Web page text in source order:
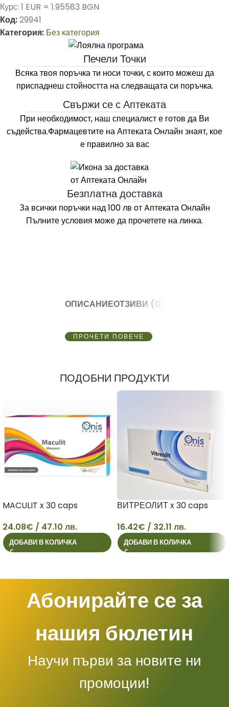
Курс: 1 EUR = 1.95583 BGN
Код:29941
Категория: Без категория
Печели Точки
Всяка твоя поръчка ти носи точки, с които можеш да
приспаднеш стойността на следващата си поръчка.
Свържи се с Аптеката
При необходимост, наш специалист е готов да Ви
съдейства.Фармацевтите наАптеката Онлайн знаят, кое
е правилно за вас
Безплатна доставка
За всички поръчки над 100 лв от Aптеката Онлайн
Пълните условия може да прочетете на линка.
ОПИСАНИЕОТЗИВИ (0)
ПРОЧЕТИ ПОВЕЧЕ
ПОДОБНИ ПРОДУКТИ
24
MACULIT x 30 caps
24.08€ / 47.10 лв.
ДОБАВИ В КОЛИЧКА 16
ВИТРЕОЛИТ x 30 caps
16.42€ / 32.11 лв.
ДОБАВИ В КОЛИЧКА
Абонирайте се за
нашия бюлетин
Научи първи за новите ни
промоции!